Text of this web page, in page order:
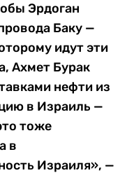
Эрдоган
Баку —
идут эти
Ахмет Бурак
нефти из
в Израиль —
тоже
в
Израиля», —